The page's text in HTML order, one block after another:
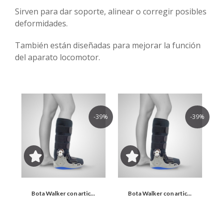
Férulas
dedos
perneras
Ortesis
de
Hombros
Ortesis
Pie
Sirven para dar soporte, alinear o corregir posibles
deformidades.
También están diseñadas para mejorar la función
del aparato locomotor.
-39%
Bota Walker con artic...
-39%
Bota Walker con artic...